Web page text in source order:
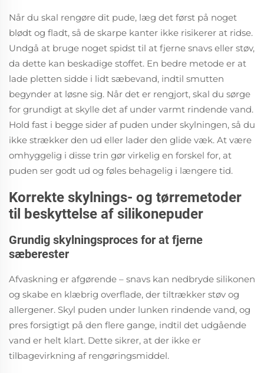
Når du skal rengøre dit pude, læg det først på noget
blødt og fladt, så de skarpe kanter ikke risikerer at ridse.
Undgå at bruge noget spidst til at fjerne snavs eller støv,
da dette kan beskadige stoffet. En bedre metode er at
lade pletten sidde i lidt sæbevand, indtil smutten
begynder at løsne sig. Når det er rengjort, skal du sørge
for grundigt at skylle det af under varmt rindende vand.
Hold fast i begge sider af puden under skylningen, så du
ikke strækker den ud eller lader den glide væk. At være
omhyggelig i disse trin gør virkelig en forskel for, at
puden ser godt ud og føles behagelig i længere tid.
Korrekte skylnings- og tørremetoder
til beskyttelse af silikonepuder
Grundig skylningsproces for at fjerne
sæberester
Afvaskning er afgørende – snavs kan nedbryde silikonen
og skabe en klæbrig overflade, der tiltrækker støv og
allergener. Skyl puden under lunken rindende vand, og
pres forsigtigt på den flere gange, indtil det udgående
vand er helt klart. Dette sikrer, at der ikke er
tilbagevirkning af rengøringsmiddel.